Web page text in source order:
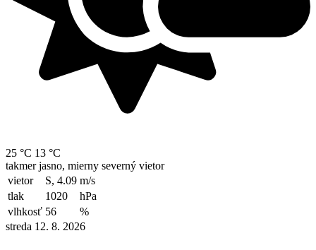
25 °C 13 °C
takmer jasno, mierny severný vietor
vietor
S, 4.09 m/s
tlak
1020
hPa
vlhkosť 56
%
streda 12. 8. 2026